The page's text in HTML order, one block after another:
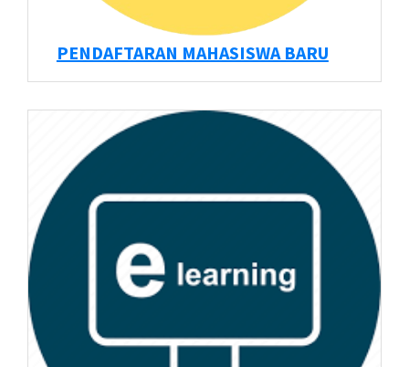
PENDAFTARAN MAHASISWA BARU